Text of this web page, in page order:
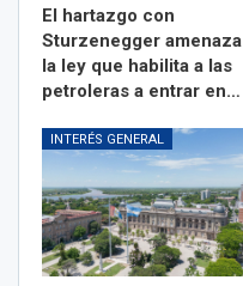
El hartazgo con
Sturzenegger amenaza
la ley que habilita a las
petroleras a entrar en…
INTERÉS GENERAL